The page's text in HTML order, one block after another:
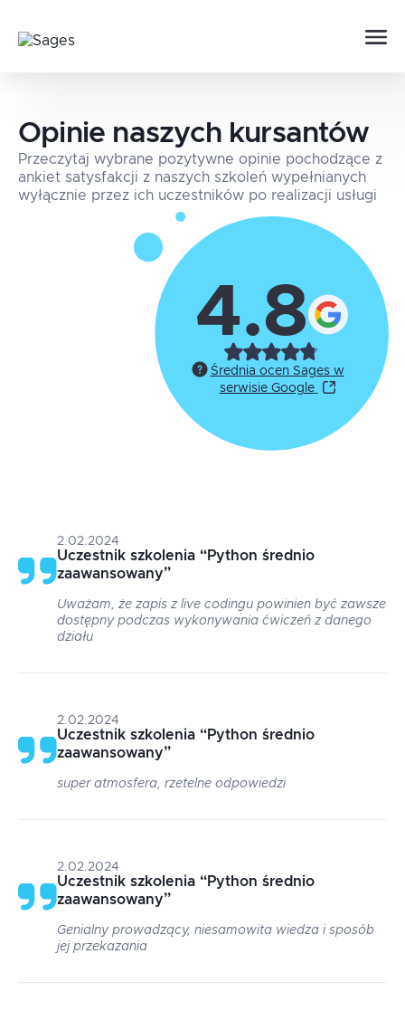
Opinie naszych kursantów
Przeczytaj wybrane pozytywne opinie pochodzące z
ankiet satysfakcji z naszych szkoleń wypełnianych
wyłącznie przez ich uczestników po realizacji usługi
4.8
Średnia ocen Sages w
serwisie Google
2.02.2024
Uczestnik szkolenia “Python średnio
zaawansowany”
Uważam, że zapis z live codingu powinien być zawsze
dostępny podczas wykonywania ćwiczeń z danego
działu
2.02.2024
Uczestnik szkolenia “Python średnio
zaawansowany”
super atmosfera, rzetelne odpowiedzi
2.02.2024
Uczestnik szkolenia “Python średnio
zaawansowany”
Genialny prowadzący, niesamowita wiedza i sposób
jej przekazania